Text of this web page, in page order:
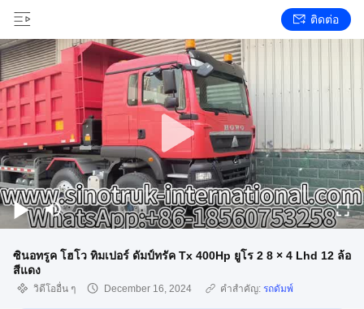
ติดต่อ
ซินอทรูค โฮโว ทิมเปอร์ ดัมป์ทรัค Tx 400Hp ยูโร 2 8 × 4 Lhd 12 ล้อ
สีแดง
วิดีโออื่น ๆ December 16, 2024 คำสำคัญ: รถดัมพ์